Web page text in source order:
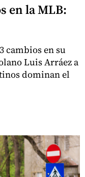
en la MLB:
cambios en su
Luis Arráez a
dominan el